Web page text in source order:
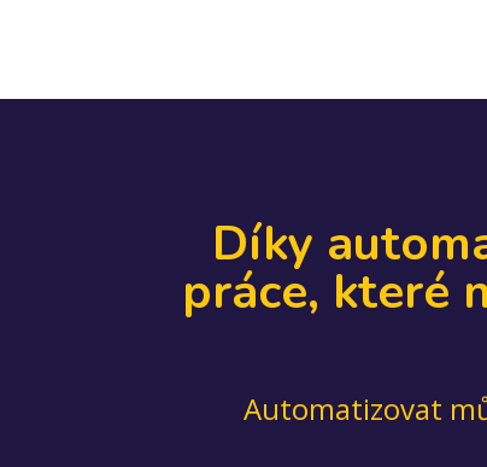
Díky
práce, které
Automatizovat